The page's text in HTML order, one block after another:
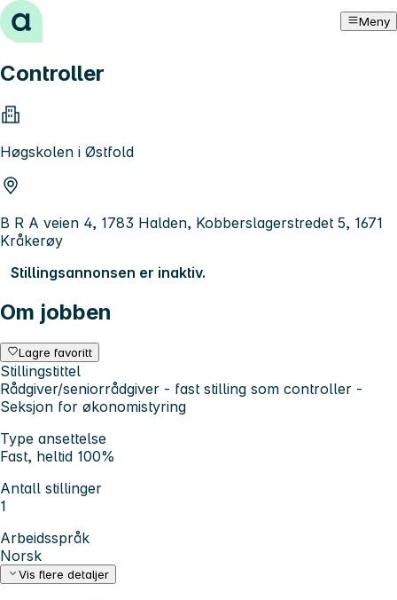
Hopp til innhold Meny
Controller
Høgskolen i Østfold
B R A veien 4, 1783 Halden, Kobberslagerstredet 5, 1671
Kråkerøy
Stillingsannonsen er inaktiv.
Om jobben
Lagre favoritt
Stillingstittel
Rådgiver/seniorrådgiver - fast stilling som controller -
Seksjon for økonomistyring
Type ansettelse
Fast, heltid 100%
Antall stillinger
1
Arbeidsspråk
Norsk
Vis flere detaljer